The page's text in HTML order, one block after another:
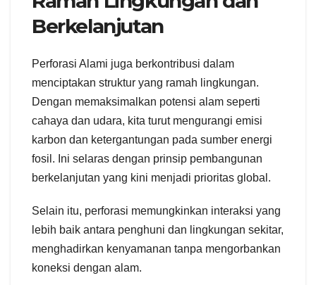
Berkelanjutan
Perforasi Alami juga berkontribusi dalam
menciptakan struktur yang ramah lingkungan.
Dengan memaksimalkan potensi alam seperti
cahaya dan udara, kita turut mengurangi emisi
karbon dan ketergantungan pada sumber energi
fosil. Ini selaras dengan prinsip pembangunan
berkelanjutan yang kini menjadi prioritas global.
Selain itu, perforasi memungkinkan interaksi yang
lebih baik antara penghuni dan lingkungan sekitar,
menghadirkan kenyamanan tanpa mengorbankan
koneksi dengan alam.